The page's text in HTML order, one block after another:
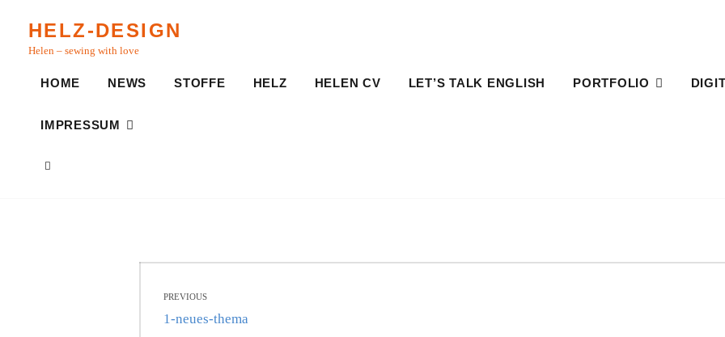
content
HELZ-DESIGN
Helen – sewing with love
HOME NEWS STOFFE HELZ HELEN CV LET’S TALK ENGLISH PORTFOLIO
IMPRESSUM
PREVIOUS
Previous
1-neues-thema